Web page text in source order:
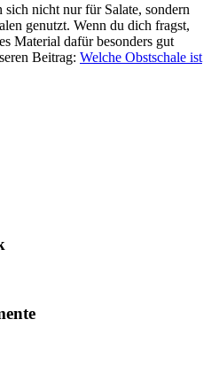
nicht nur für Salate, sondern
genutzt. Wenn du dich fragst,
Material dafür besonders gut
Beitrag: Welche Obstschale ist